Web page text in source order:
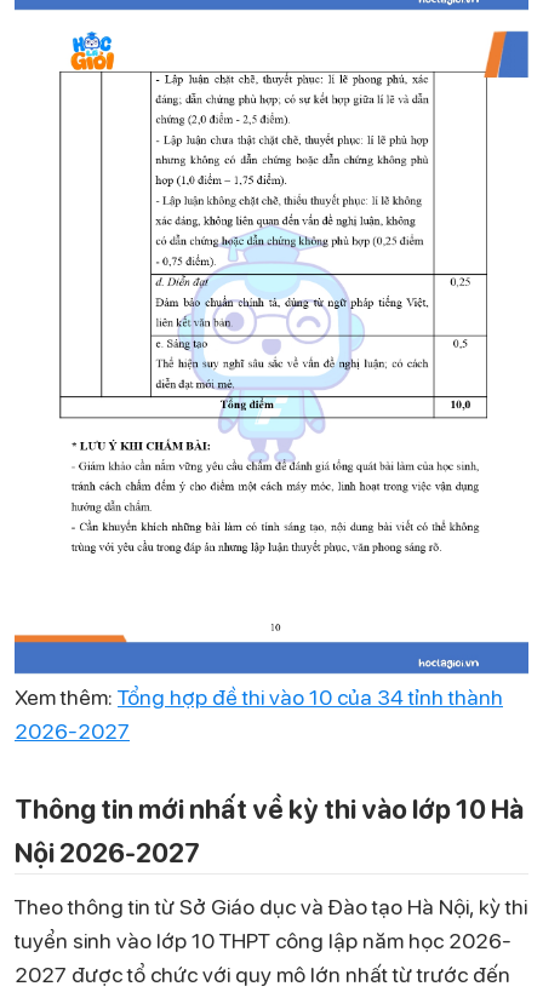
Xem thêm: Tổng hợp đề thi vào 10 của 34 tỉnh thành
2026-2027
Thông tin mới nhất về kỳ thi vào lớp 10 Hà
Nội 2026-2027
Theo thông tin từ Sở Giáo dục và Đào tạo Hà Nội, kỳ thi
tuyển sinh vào lớp 10 THPT công lập năm học 2026-
2027 được tổ chức với quy mô lớn nhất từ trước đến